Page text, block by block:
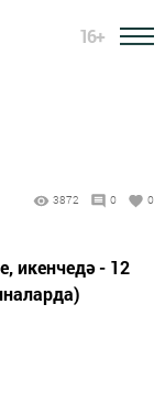
16+
3872 0 0
икенчедә - 12